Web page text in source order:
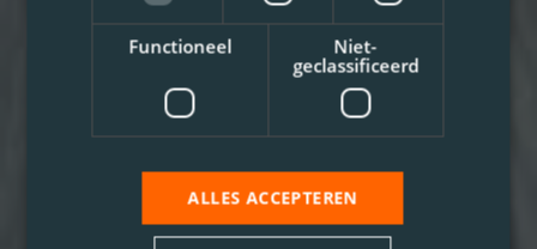
Functioneel
Niet-
geclassificeerd
ALLES ACCEPTEREN